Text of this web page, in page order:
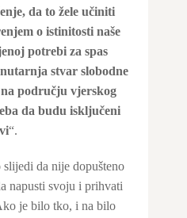
da to žele učiniti
o istinitosti naše
potrebi za spas
stvar slobodne
na području vjerskog
da budu isključeni
“.
slijedi da nije dopušteno
napusti svoju i prihvati
je bilo tko, i na bilo